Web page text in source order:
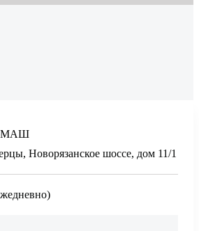
Новорязанское шоссе, дом 11/1